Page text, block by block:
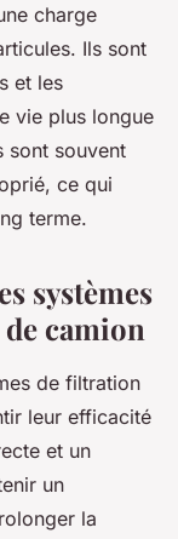
charge
Ils sont
et les
vie plus longue
sont souvent
ce qui
terme.
systèmes
camion
de filtration
leur efficacité
et un
un
la